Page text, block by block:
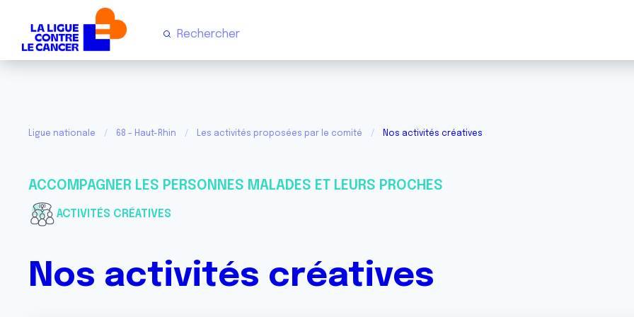
Ligue nationale 68 - Haut-Rhin Les activités proposées par le comité Nos activités créatives
ACCOMPAGNER LES PERSONNES MALADES ET LEURS PROCHES
ACTIVITÉS CRÉATIVES
Nos activités créatives